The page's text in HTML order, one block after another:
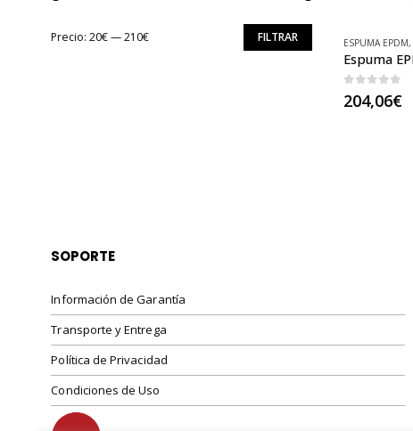
ESPUMA EPDM,
0 out of 5
204,06€
FILTRAR
Precio:20€—210€
SOPORTE
Información de Garantía
Transporte y Entrega
Política de Privacidad
Condiciones de Uso